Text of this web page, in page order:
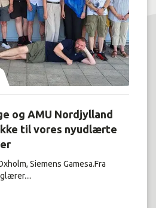
og AMU Nordjylland
til vores nyudlærte
Siemens Gamesa.Fra